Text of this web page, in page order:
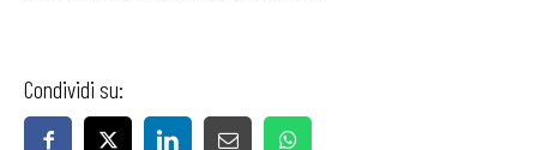
Condividi su: